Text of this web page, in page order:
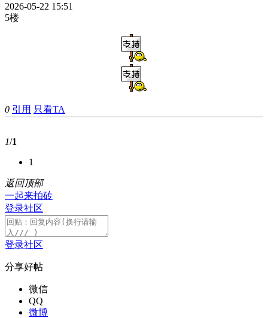
2026-05-22 15:51
5楼
0 引用 只看TA
1/1
1
返回顶部
一起来拍砖
登录社区
登录社区
分享好帖
微信
QQ
微博